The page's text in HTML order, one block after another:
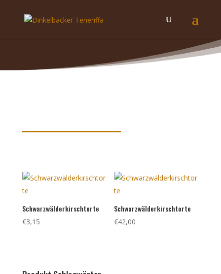
Schwarzwälderkirschtorte
€3,15
Schwarzwälderkirschtorte
€42,00